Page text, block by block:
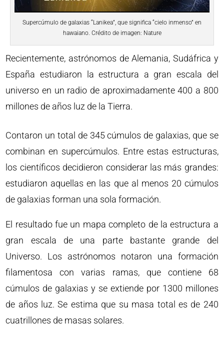
Supercúmulo de galaxias “Lanikea”, que significa “cielo inmenso” en
hawaiano. Crédito de imagen: Nature
Recientemente, astrónomos de Alemania, Sudáfrica y
España estudiaron la estructura a gran escala del
universo en un radio de aproximadamente 400 a 800
millones de años luz de la Tierra.
Contaron un total de 345 cúmulos de galaxias, que se
combinan en supercúmulos. Entre estas estructuras,
los científicos decidieron considerar las más grandes:
estudiaron aquellas en las que al menos 20 cúmulos
de galaxias forman una sola formación.
El resultado fue un mapa completo de la estructura a
gran escala de una parte bastante grande del
Universo. Los astrónomos notaron una formación
filamentosa con varias ramas, que contiene 68
cúmulos de galaxias y se extiende por 1300 millones
de años luz. Se estima que su masa total es de 240
cuatrillones de masas solares.